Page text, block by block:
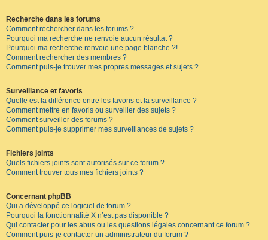
Recherche dans les forums
Comment rechercher dans les forums ?
Pourquoi ma recherche ne renvoie aucun résultat ?
Pourquoi ma recherche renvoie une page blanche ?!
Comment rechercher des membres ?
Comment puis-je trouver mes propres messages et sujets ?
Surveillance et favoris
Quelle est la différence entre les favoris et la surveillance ?
Comment mettre en favoris ou surveiller des sujets ?
Comment surveiller des forums ?
Comment puis-je supprimer mes surveillances de sujets ?
Fichiers joints
Quels fichiers joints sont autorisés sur ce forum ?
Comment trouver tous mes fichiers joints ?
Concernant phpBB
Qui a développé ce logiciel de forum ?
Pourquoi la fonctionnalité X n’est pas disponible ?
Qui contacter pour les abus ou les questions légales concernant ce forum ?
Comment puis-je contacter un administrateur du forum ?